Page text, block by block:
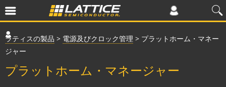
ラティスの製品 > 電源及びクロック管理 > プラットホーム・マネー
ジャー
プラットホーム・マネージャー